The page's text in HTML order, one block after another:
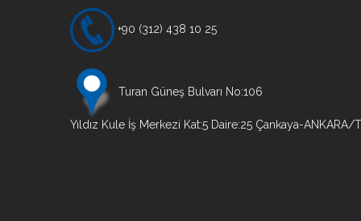
+90 (312) 438 10 25
Turan Güneş Bulvarı No:106
Yıldız Kule İş Merkezi Kat:5 Daire:25 Çankaya-ANKARA/